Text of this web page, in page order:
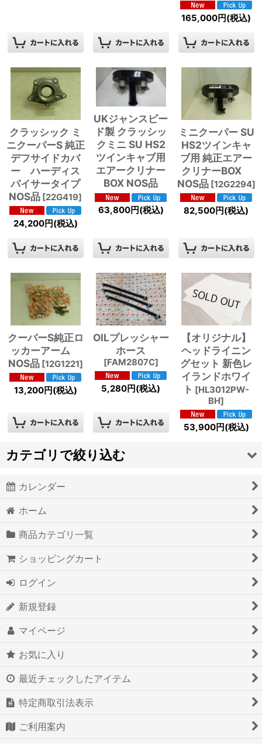
165,000円(税込)
クラッシック ミ
ニクーパーS 純正
デフサイドカバ
ー ハーディス
パイサータイプ
NOS品 [22G419]
24,200円(税込)
UKジャンスピー
ド製 クラッシッ
クミニ SU HS2
ツインキャブ用
エアークリナー
BOX NOS品
63,800円(税込)
ミニクーパー SU
HS2ツインキャ
ブ用 純正エアー
クリナーBOX
NOS品 [12G2294]
82,500円(税込)
クーパーS純正ロ
ッカーアーム
NOS品 [12G1221]
13,200円(税込)
OILプレッシャー
ホース
[FAM2807C]
5,280円(税込)
【オリジナル】
ヘッドライニン
グセット 新色レ
イランドホワイ
ト [HL3012PW-
BH]
53,900円(税込)
カテゴリで絞り込む
エレクトリック
インテリア＆エクステリア
サスペンション＆ステアリング
フューエル＆エキゾースト
トランスミッション＆クラッチ
ボディ
グッズ＆ツール
カレンダー
ホーム
商品カテゴリ一覧
ショッピングカート
ログイン
新規登録
マイページ
お気に入り
最近チェックしたアイテム
特定商取引法表示
ご利用案内